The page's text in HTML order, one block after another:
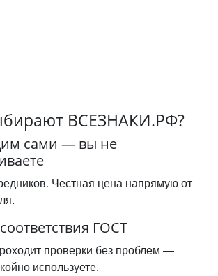
ВСЕЗНАКИ.РФ?
сами — вы не
Честная цена напрямую от
ГОСТ
проверки без проблем —
используете.